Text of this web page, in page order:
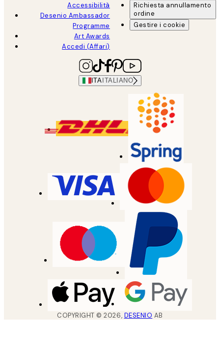
Accessibilità
Desenio Ambassador
Programme
Art Awards
Accedi (Affari)
Richiesta annullamento
ordine
Gestire i cookie
ITA ITALIANO
COPYRIGHT ©2026, DESENIO AB